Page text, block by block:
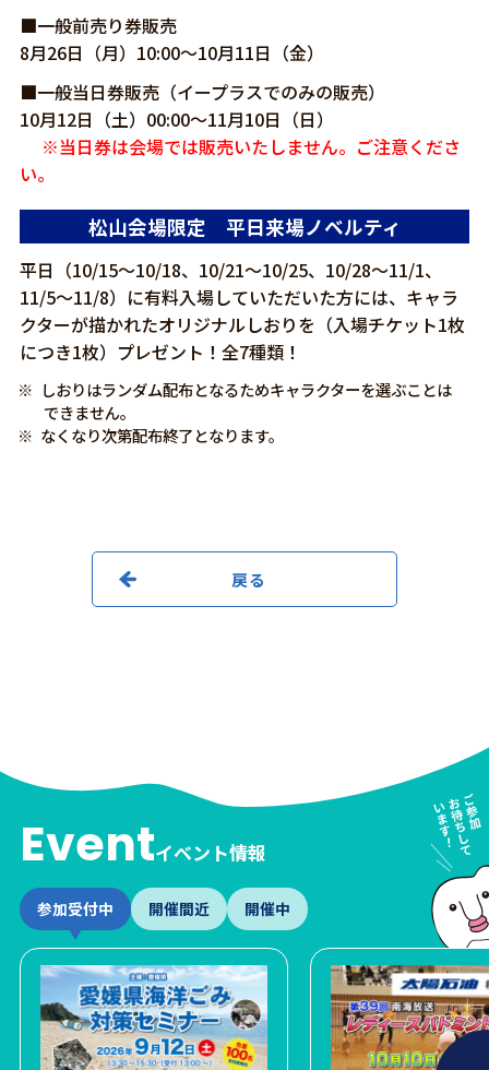
■一般前売り券販売
8月26日（月）10:00～10月11日（金）
■一般当日券販売（イープラスでのみの販売）
10月12日（土）00:00～11月10日（日）
※当日券は会場では販売いたしません。ご注意くださ
い。
松山会場限定 平日来場ノベルティ
平日（10/15～10/18、10/21～10/25、10/28～11/1、
11/5～11/8）に有料入場していただいた方には、キャラ
クターが描かれたオリジナルしおりを（入場チケット1枚
につき1枚）プレゼント！全7種類！
しおりはランダム配布となるためキャラクターを選ぶことは
できません。
なくなり次第配布終了となります。
戻る
Eventイベント情報
参加受付中 開催間近 開催中